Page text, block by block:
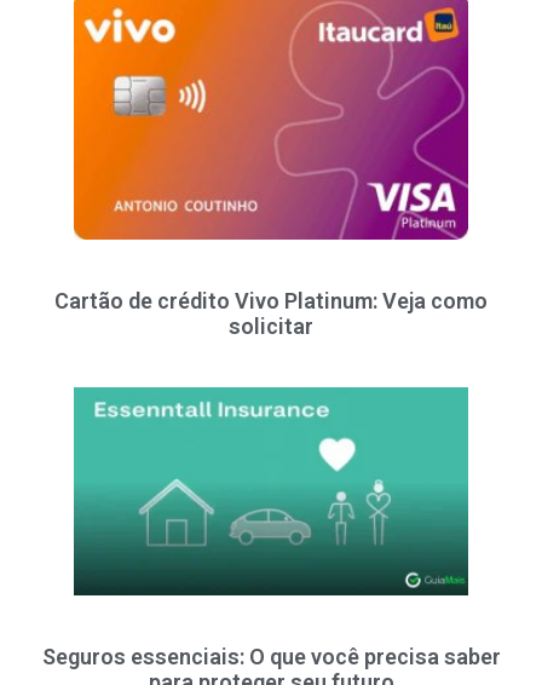
Cartão de crédito Vivo Platinum: Veja como
solicitar
Seguros essenciais: O que você precisa saber